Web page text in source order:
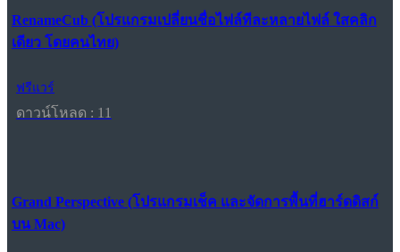
RenameCub (โปรแกรมเปลี่ยนชื่อไฟล์ทีละหลายไฟล์ ใสคลิก
เดียว โดยคนไทย)
ฟรีแวร์
ดาวน์โหลด : 11
Grand Perspective (โปรแกรมเช็ค และจัดการพื้นที่ฮาร์ดดิสก์
บน Mac)